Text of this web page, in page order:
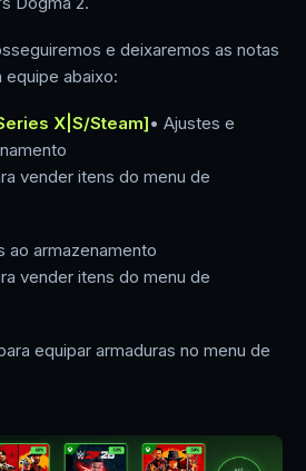
e deixaremos as notas
abaixo:
X|S/Steam]• Ajustes e
vender itens do menu de
ao armazenamento
vender itens do menu de
equipar armaduras no menu de